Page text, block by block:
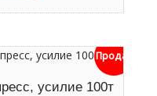
Продан
усилие 100т